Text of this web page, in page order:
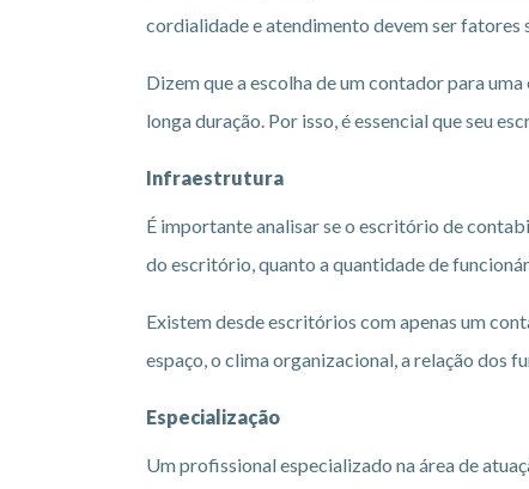
cordialidade e atendimento devem ser
Dizem que a escolha de um contador para
longa duração. Por isso, é essencial que seu
Infraestrutura
É importante analisar se o escritório de
do escritório, quanto a quantidade de
Existem desde escritórios com apenas um
espaço, o clima organizacional, a relação dos
Especialização
Um profissional especializado na área de